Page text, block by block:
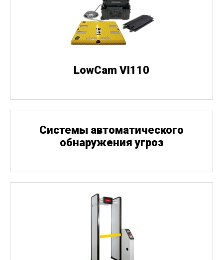
LowCam VI110
Cистемы автоматического
обнаружения угроз